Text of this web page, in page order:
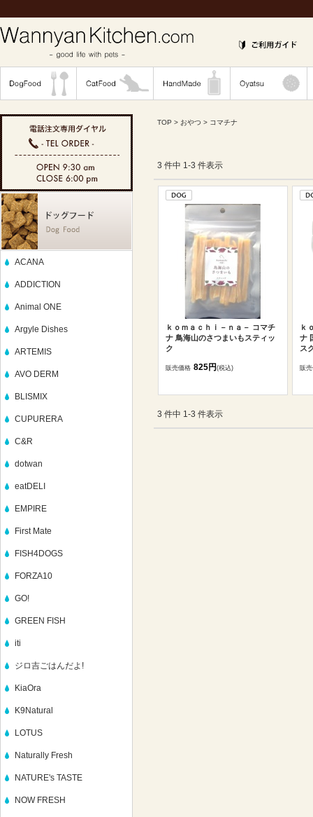
ACANA
ADDICTION
Animal ONE
Argyle Dishes
ARTEMIS
AVO DERM
BLISMIX
CUPURERA
C&R
dotwan
eatDELI
EMPIRE
First Mate
FISH4DOGS
FORZA10
GO!
GREEN FISH
iti
ジロ吉ごはんだよ!
KiaOra
K9Natural
LOTUS
Naturally Fresh
NATURE's TASTE
NOW FRESH
TOP > おやつ > コマチナ
3 件中 1-3 件表示
ｋｏｍａｃｈｉ－ｎａ－ コマチ
ナ 鳥海山のさつまいもスティッ
ク
販売価格 825円(税込)
ｋ
ナ
ス
販
3 件中 1-3 件表示